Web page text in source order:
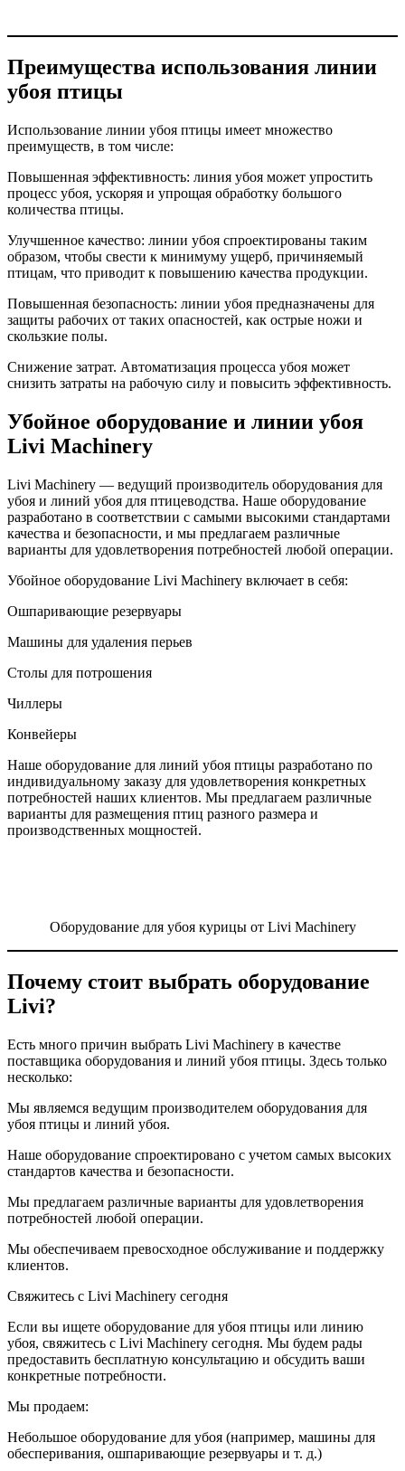
Преимущества использования линии
убоя птицы
Использование линии убоя птицы имеет множество
преимуществ, в том числе:
Повышенная эффективность: линия убоя может упростить
процесс убоя, ускоряя и упрощая обработку большого
количества птицы.
Улучшенное качество: линии убоя спроектированы таким
образом, чтобы свести к минимуму ущерб, причиняемый
птицам, что приводит к повышению качества продукции.
Повышенная безопасность: линии убоя предназначены для
защиты рабочих от таких опасностей, как острые ножи и
скользкие полы.
Снижение затрат. Автоматизация процесса убоя может
снизить затраты на рабочую силу и повысить эффективность.
Убойное оборудование и линии убоя
Livi Machinery
Livi Machinery — ведущий производитель оборудования для
убоя и линий убоя для птицеводства. Наше оборудование
разработано в соответствии с самыми высокими стандартами
качества и безопасности, и мы предлагаем различные
варианты для удовлетворения потребностей любой операции.
Убойное оборудование Livi Machinery включает в себя:
Ошпаривающие резервуары
Машины для удаления перьев
Столы для потрошения
Чиллеры
Конвейеры
Наше оборудование для линий убоя птицы разработано по
индивидуальному заказу для удовлетворения конкретных
потребностей наших клиентов. Мы предлагаем различные
варианты для размещения птиц разного размера и
производственных мощностей.
Оборудование для убоя курицы от Livi Machinery
Почему стоит выбрать оборудование
Livi?
Есть много причин выбрать Livi Machinery в качестве
поставщика оборудования и линий убоя птицы. Здесь только
несколько:
Мы являемся ведущим производителем оборудования для
убоя птицы и линий убоя.
Наше оборудование спроектировано с учетом самых высоких
стандартов качества и безопасности.
Мы предлагаем различные варианты для удовлетворения
потребностей любой операции.
Мы обеспечиваем превосходное обслуживание и поддержку
клиентов.
Свяжитесь с Livi Machinery сегодня
Если вы ищете оборудование для убоя птицы или линию
убоя, свяжитесь с Livi Machinery сегодня. Мы будем рады
предоставить бесплатную консультацию и обсудить ваши
конкретные потребности.
Мы продаем:
Небольшое оборудование для убоя (например, машины для
обесперивания, ошпаривающие резервуары и т. д.)